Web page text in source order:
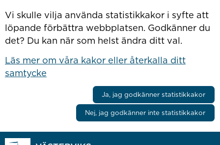
Vi skulle vilja använda statistikkakor i syfte att
löpande förbättra webbplatsen. Godkänner du
det? Du kan när som helst ändra ditt val.
Läs mer om våra kakor eller återkalla ditt
samtycke
Ja, jag godkänner statistikkakor
Nej, jag godkänner inte statistikkakor